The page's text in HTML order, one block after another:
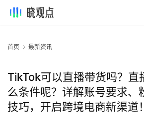
首页 最新资讯
TikTok可以直播带货吗？直
么条件呢？详解账号要求、
技巧，开启跨境电商新渠道！